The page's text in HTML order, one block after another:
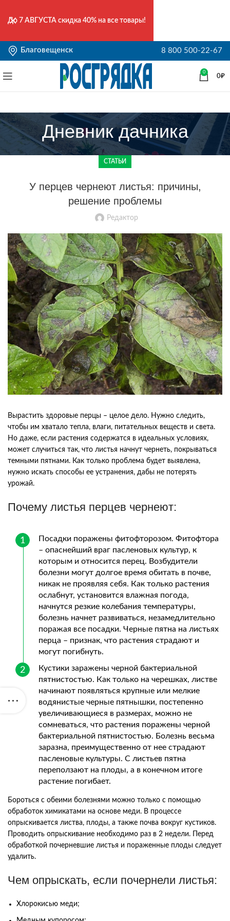
Благовещенск 8 800 500-22-67
0
0₽
Дневник дачника
СТАТЬИ
У перцев чернеют листья: причины,
решение проблемы
Редактор
Вырастить здоровые перцы – целое дело. Нужно следить,
чтобы им хватало тепла, влаги, питательных веществ и света.
Но даже, если растения содержатся в идеальных условиях,
может случиться так, что листья начнут чернеть, покрываться
темными пятнами. Как только проблема будет выявлена,
нужно искать способы ее устранения, дабы не потерять
урожай.
Почему листья перцев чернеют:
Посадки поражены фитофторозом. Фитофтора
– опаснейший враг пасленовых культур, к
которым и относится перец. Возбудители
болезни могут долгое время обитать в почве,
никак не проявляя себя. Как только растения
ослабнут, установится влажная погода,
начнутся резкие колебания температуры,
болезнь начнет развиваться, незамедлительно
поражая все посадки. Черные пятна на листьях
перца – признак, что растения страдают и
могут погибнуть.
Кустики заражены черной бактериальной
пятнистостью. Как только на черешках, листве
начинают появляться крупные или мелкие
водянистые черные пятнышки, постепенно
увеличивающиеся в размерах, можно не
сомневаться, что растения поражены черной
бактериальной пятнистостью. Болезнь весьма
заразна, преимущественно от нее страдают
пасленовые культуры. С листьев пятна
переползают на плоды, а в конечном итоге
растение погибает.
Бороться с обеими болезнями можно только с помощью
обработок химикатами на основе меди. В процессе
опрыскивается листва, плоды, а также почва вокруг кустиков.
Проводить опрыскивание необходимо раз в 2 недели. Перед
обработкой почерневшие листья и пораженные плоды следует
удалить.
Чем опрыскать, если почернели листья:
Хлорокисью меди;
До 7 АВГУСТА скидка 40% на все товары!